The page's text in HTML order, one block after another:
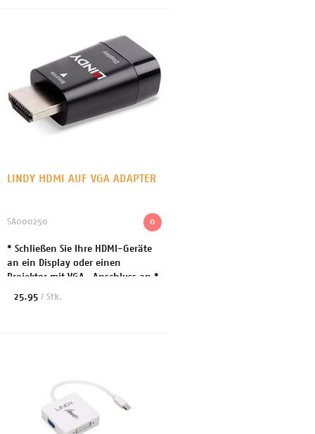
LINDY HDMI AUF VGA ADAPTER
0
SA000250
* Schließen Sie Ihre HDMI-Geräte
an ein Display oder einen
Projektor mit VGA- Anschluss an *
konvertiert HDMI-Signale bis
25.95 / Stk.